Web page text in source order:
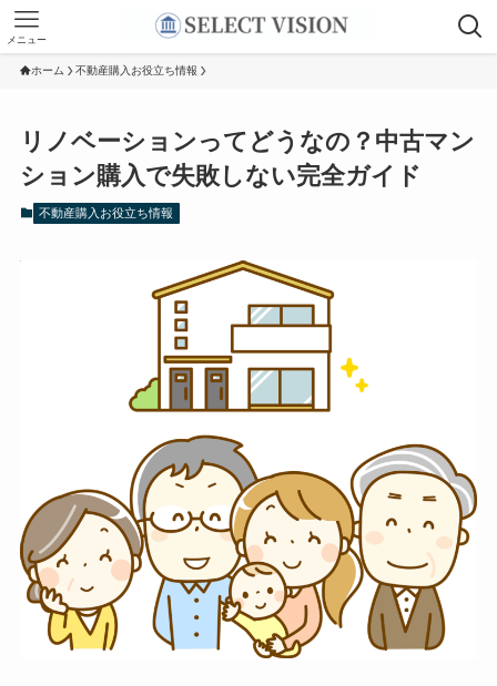
メニュー
ホーム 不動産購入お役立ち情報
リノベーションってどうなの？中古マン
ション購入で失敗しない完全ガイド
不動産購入お役立ち情報